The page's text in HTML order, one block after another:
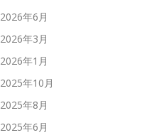
2026年6月
2026年3月
2026年1月
2025年10月
2025年8月
2025年6月